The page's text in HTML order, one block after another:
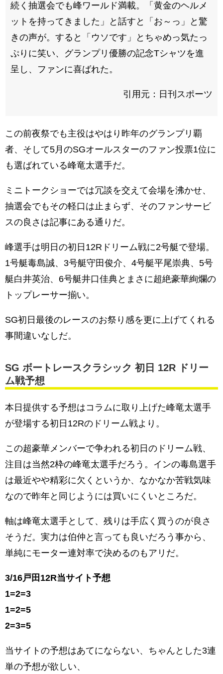
続く抽選会でも峰ワールド満載。「黄金のヘルメ
ットを持ってきました」と話すと「お～っ」と驚
きの声が。すると「ウソです」とちゃめっ気たっ
ぷりに笑い、グランプリ優勝の記念Tシャツを進
呈し、ファンに喜ばれた。
引用元：日刊スポーツ
この前夜祭でも主役はやはり昨年のグランプリ覇
者、そして5月のSGオールスターのファン投票1位に
も選ばれている峰竜太選手だ。
ミニトークショーでは冗談を交えて会場を沸かせ、
抽選会でもその軽口は止まらず、そのファンサービ
スの良さは記事にある通りだ。
峰選手は明日の初日12Rドリーム戦に2号艇で登場。
1号艇毒島誠、3号艇守田俊介、4号艇平尾崇典、5号
艇白井英治、6号艇井口佳典とまさに超絶豪華絢爛の
トップレーサー揃い。
SG初日最後のレースのお祭り感を更に上げてくれる
事間違いなしだ。
SG ボートレースクラシック 初日 12R ドリー
ム戦予想
本日提供する予想はコラムに取り上げた峰竜太選手
が登場する初日12Rのドリーム戦より。
この超豪華メンバーで争われる初日のドリーム戦、
注目は当然2枠の峰竜太選手だろう。インの毒島選手
は最近やや精彩に欠くというか、なかなか苦戦気味
なので昨年と同じようには買いにくいところだ。
軸は峰竜太選手として、残りは手広く買うのが良さ
そうだ。実力は伯仲と言っても良いだろう事から、
単純にモーター連対率で決めるのもアリだ。
3/16戸田12R当サイト予想
1=2=3
1=2=5
2=3=5
当サイトの予想はあてにならない、ちゃんとした3連
単の予想が欲しい、